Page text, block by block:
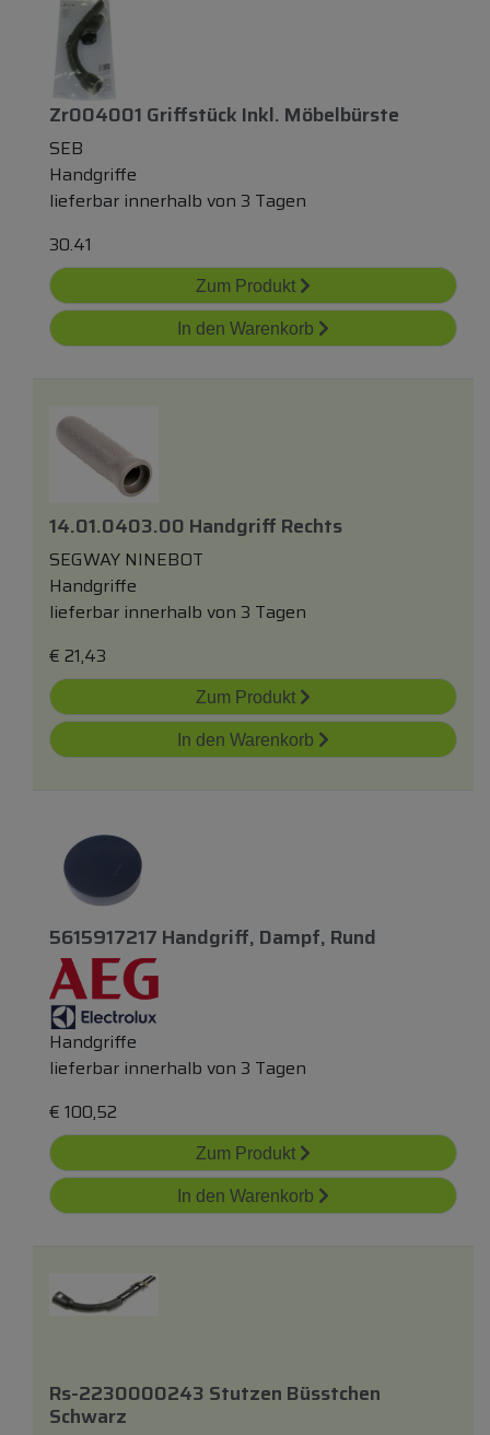
Zr004001 Griffstück Inkl. Möbelbürste
SEB
Handgriffe
lieferbar innerhalb von 3 Tagen
30.41
Zum Produkt
In den Warenkorb
14.01.0403.00 Handgriff Rechts
SEGWAY NINEBOT
Handgriffe
lieferbar innerhalb von 3 Tagen
€ 21,43
Zum Produkt
In den Warenkorb
5615917217 Handgriff, Dampf, Rund
Handgriffe
lieferbar innerhalb von 3 Tagen
€ 100,52
Zum Produkt
In den Warenkorb
Rs-2230000243 Stutzen Büsstchen
Schwarz